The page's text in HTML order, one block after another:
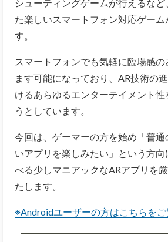
シューティングゲームが行えるなど
た楽しいスマートフォン対応ゲー
す。
スマートフォンでも気軽に臨場感
ます可能になっており、AR技術の
けるあらゆるエンターテイメント性
うとしています。
今回は、ゲーマーの方を始め「普通
いアプリを楽しみたい」という方向
べる少しマニアックなARアプリを
たします。
※Androidユーザーの方はこちらを